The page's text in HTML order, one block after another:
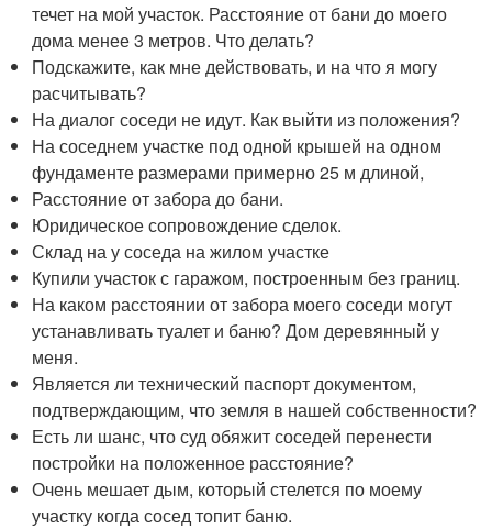
течет на мой участок. Расстояние от бани до моего
дома менее 3 метров. Что делать?
Подскажите, как мне действовать, и на что я могу
расчитывать?
На диалог соседи не идут. Как выйти из положения?
На соседнем участке под одной крышей на одном
фундаменте размерами примерно 25 м длиной,
Расстояние от забора до бани.
Юридическое сопровождение сделок.
Склад на у соседа на жилом участке
Купили участок с гаражом, построенным без границ.
На каком расстоянии от забора моего соседи могут
устанавливать туалет и баню? Дом деревянный у
меня.
Является ли технический паспорт документом,
подтверждающим, что земля в нашей собственности?
Есть ли шанс, что суд обяжит соседей перенести
постройки на положенное расстояние?
Очень мешает дым, который стелется по моему
участку когда сосед топит баню.